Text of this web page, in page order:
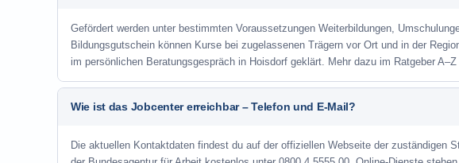
Gefördert werden unter bestimmten Voraussetzungen Weiterbildungen,
Bildungsgutschein können Kurse bei zugelassenen Trägern vor Ort und in der
im persönlichen Beratungsgespräch in Hoisdorf geklärt. Mehr dazu im Ratgeber
Wie ist das Jobcenter erreichbar – Telefon und E-Mail?
Die aktuellen Kontaktdaten findest du auf der offiziellen Webseite der zuständigen